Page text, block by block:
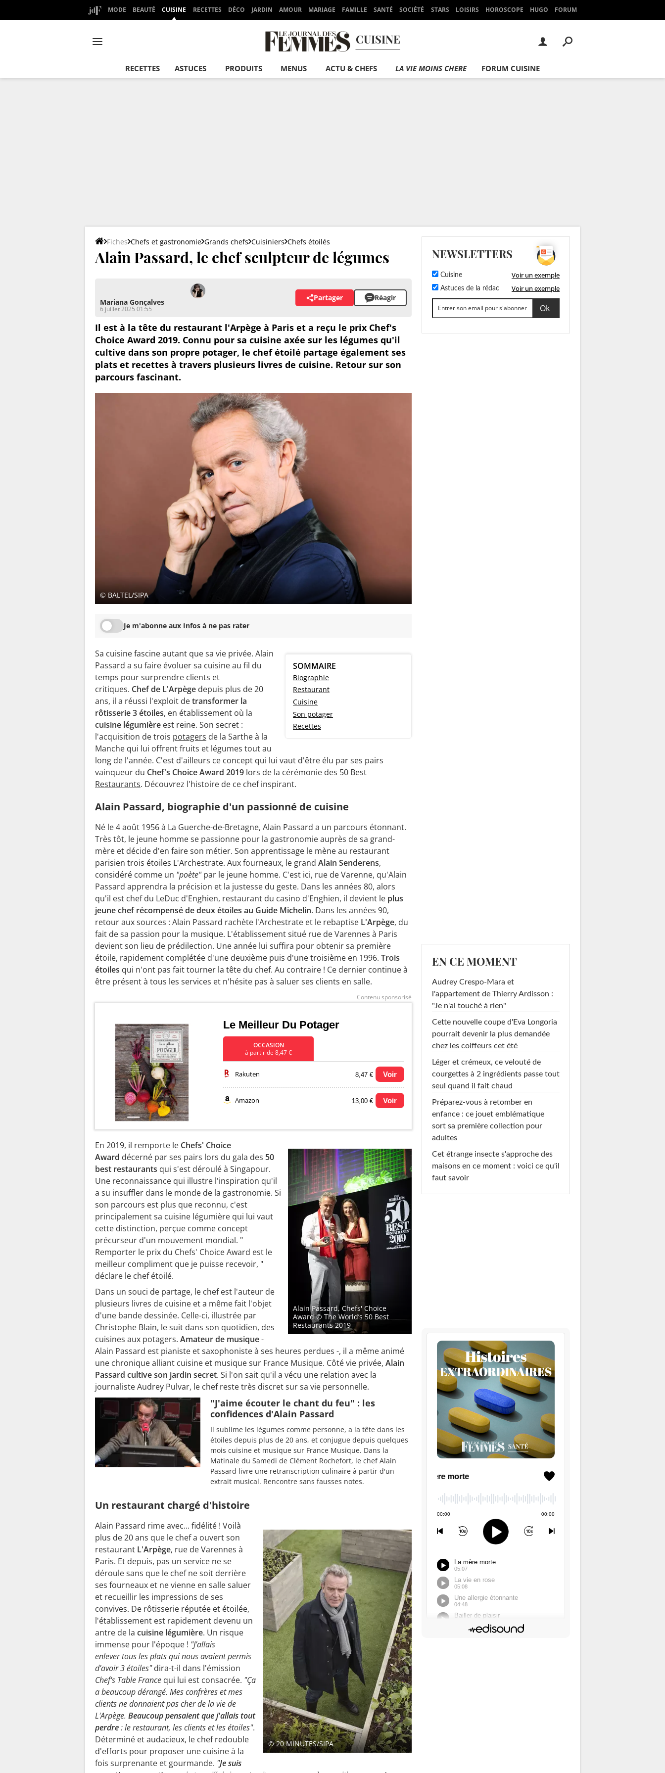
MODE BEAUTÉ CUISINE RECETTES DÉCO JARDIN AMOUR MARIAGE FAMILLE SANTÉ SOCIÉTÉ STARS LOISIRS HOROSCOPE HUGO FORUM
CUISINE
RECETTES ASTUCES PRODUITS MENUS ACTU & CHEFS LA VIE MOINS CHERE FORUM CUISINE
Fiches Chefs et gastronomie Grands chefs Cuisiniers Chefs étoilés
Alain Passard, le chef sculpteur de légumes
Mariana Gonçalves
6 juillet 2025 01:55
Partager Réagir
Il est à la tête du restaurant l'Arpège à Paris et a reçu le prix Chef's
Choice Award 2019. Connu pour sa cuisine axée sur les légumes qu'il
cultive dans son propre potager, le chef étoilé partage également ses
plats et recettes à travers plusieurs livres de cuisine. Retour sur son
parcours fascinant.
© BALTEL/SIPA
Je m'abonne aux Infos à ne pas rater
SOMMAIRE
Biographie
Restaurant
Cuisine
Son potager
Recettes
Sa cuisine fascine autant que sa vie privée. Alain
Passard a su faire évoluer sa cuisine au fil du
temps pour surprendre clients et
critiques. Chef de L'Arpège depuis plus de 20
ans, il a réussi l'exploit detransformer la
rôtisserie 3 étoiles, en établissement où la
cuisine légumière est reine. Son secret :
l'acquisition de trois potagers de la Sarthe à la
Manche qui lui offrent fruits et légumes tout au
long de l'année. C'est d'ailleurs ce concept qui lui vaut d'être élu par ses pairs
vainqueur du Chef's Choice Award 2019 lors de la cérémonie des 50 Best
Restaurants. Découvrez l'histoire de ce chef inspirant.
Alain Passard, biographie d'un passionné de cuisine
Né le 4 août 1956 à La Guerche-de-Bretagne, Alain Passard a un parcours étonnant.
Très tôt, le jeune homme se passionne pour la gastronomie auprès de sa grand-
mère et décide d'en faire son métier. Son apprentissage le mène au restaurant
parisien trois étoiles L'Archestrate. Aux fourneaux, le grand Alain Senderens,
considéré comme un "poète"par le jeune homme. C'est ici, rue de Varenne, qu'Alain
Passard apprendra la précision et la justesse du geste. Dans les années 80, alors
qu'il est chef du LeDuc d'Enghien, restaurant du casino d'Enghien, il devient le plus
jeune chef récompensé de deux étoiles au Guide Michelin. Dans les années 90,
retour aux sources : Alain Passard rachète l'Archestrate et le rebaptise L'Arpège, du
fait de sa passion pour la musique. L'établissement situé rue de Varennes à Paris
devient son lieu de prédilection. Une année lui suffira pour obtenir sa première
étoile, rapidement complétée d'une deuxième puis d'une troisième en 1996. Trois
étoiles qui n'ont pas fait tourner la tête du chef. Au contraire ! Ce dernier continue à
être présent à tous les services et n'hésite pas à saluer ses clients en salle.
Contenu sponsorisé
Le Meilleur Du Potager
OCCASION
à partir de 8,47 €
Rakuten 8,47 € Voir
Amazon 13,00 € Voir
Alain Passard, Chefs' Choice
Award© The World’s 50 Best
Restaurants 2019
En 2019, il remporte le Chefs' Choice
Award décerné par ses pairs lors du gala des 50
best restaurants qui s'est déroulé à Singapour.
Une reconnaissance qui illustre l'inspiration qu'il
a su insuffler dans le monde de la gastronomie. Si
son parcours est plus que reconnu, c'est
principalement sa cuisine légumière qui lui vaut
cette distinction, perçue comme concept
précurseur d'un mouvement mondial. "
Remporter le prix du Chefs' Choice Award est le
meilleur compliment que je puisse recevoir, "
déclare le chef étoilé.
Dans un souci de partage, le chef est l'auteur de
plusieurs livres de cuisine et a même fait l'objet
d'une bande dessinée. Celle-ci, illustrée par
Christophe Blain, le suit dans son quotidien, des
cuisines aux potagers. Amateur de musique-
Alain Passard est pianiste et saxophoniste à ses heures perdues -, il a même animé
une chronique alliant cuisine et musique sur France Musique. Côté vie privée, Alain
Passard cultive son jardin secret. Si l'on sait qu'il a vécu une relation avec la
journaliste Audrey Pulvar, le chef reste très discret sur sa vie personnelle.
"J'aime écouter le chant du feu" : les
confidences d'Alain Passard
Il sublime les légumes comme personne, a la tête dans les
étoiles depuis plus de 20 ans, et conjugue depuis quelques
mois cuisine et musique sur France Musique. Dans la
Matinale du Samedi de Clément Rochefort, le chef Alain
Passard livre une retranscription culinaire à partir d'un
extrait musical. Rencontre sans fausses notes.
Un restaurant chargé d'histoire
© 20 MINUTES/SIPA
Alain Passard rime avec... fidélité ! Voilà
plus de 20 ans que le chef a ouvert son
restaurant L'Arpège, rue de Varennes à
Paris. Et depuis, pas un service ne se
déroule sans que le chef ne soit derrière
ses fourneaux et ne vienne en salle saluer
et recueillir les impressions de ses
convives. De rôtisserie réputée et étoilée,
l'établissement est rapidement devenu un
antre de la cuisine légumière. Un risque
immense pour l'époque ! "J'allais
enlever tous les plats qui nous avaient permis
d'avoir 3 étoiles"dira-t-il dans l'émission
Chef's Table France qui lui est consacrée. "Ça
a beaucoup dérangé. Mes confrères et mes
clients ne donnaient pas cher de la vie de
L'Arpège. Beaucoup pensaient que j'allais tout
perdre: le restaurant, les clients et les étoiles".
Déterminé et audacieux, le chef redouble
d'efforts pour proposer une cuisine à la
fois surprenante et gourmande. "Je suis
NEWSLETTERS
Cuisine Voir un exemple
Astuces de la rédac Voir un exemple
EN CE MOMENT
Audrey Crespo-Mara et
l'appartement de Thierry Ardisson :
"Je n'ai touché à rien"
Cette nouvelle coupe d'Eva Longoria
pourrait devenir la plus demandée
chez les coiffeurs cet été
Léger et crémeux, ce velouté de
courgettes à 2 ingrédients passe tout
seul quand il fait chaud
Préparez-vous à retomber en
enfance : ce jouet emblématique
sort sa première collection pour
adultes
Cet étrange insecte s'approche des
maisons en ce moment : voici ce qu'il
faut savoir